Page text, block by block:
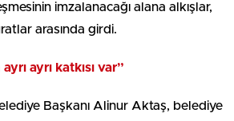
imzalanacağı alana alkışlar,
arasında girdi.
ayrı katkısı var”
Başkanı Alinur Aktaş, belediye